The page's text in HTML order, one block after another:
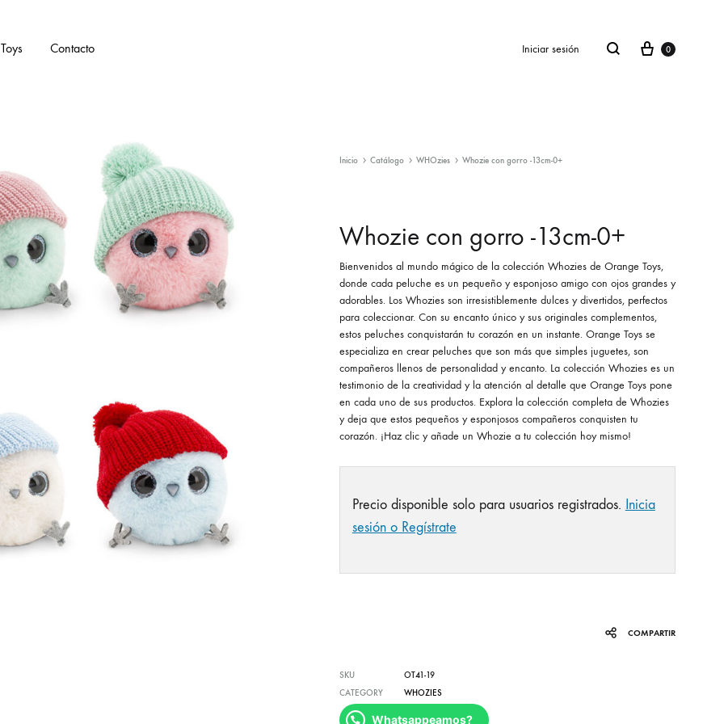
Contacto Iniciar sesión buscar
Accessories
Footwear
Sweatshirt
Cesta
0
Inicio Catálogo WHOzies Whozie con gorro -13cm-0+
Whozie con gorro -13cm-0+
Bienvenidos al mundo mágico de la colección Whozies de Orange Toys,
donde cada peluche es un pequeño y esponjoso amigo con ojos grandes y
adorables. Los Whozies son irresistiblemente dulces y divertidos, perfectos
para coleccionar. Con su encanto único y sus originales complementos,
estos peluches conquistarán tu corazón en un instante. Orange Toys se
especializa en crear peluches que son más que simples juguetes, son
compañeros llenos de personalidad y encanto. La colección Whozies es un
testimonio de la creatividad y la atención al detalle que Orange Toys pone
en cada uno de sus productos. Explora la colección completa de Whozies
y deja que estos pequeños y esponjosos compañeros conquisten tu
corazón. ¡Haz clic y añade un Whozie a tu colección hoy mismo!
Precio disponible solo para usuarios registrados. Inicia
sesión o Regístrate
COMPARTIR
SKU
OT41-19
CATEGORY
WHOZIES
Whatsappeamos?